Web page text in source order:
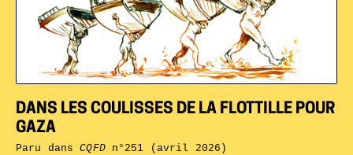
DANS LES COULISSES DE LA FLOTTILLE POUR
GAZA
Paru dansCQFDn°251 (avril 2026)